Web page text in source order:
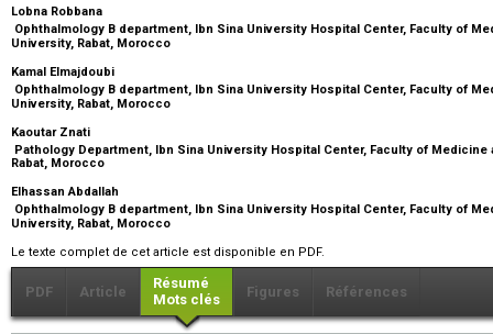
Lobna Robbana
Ophthalmology B department, Ibn Sina University Hospital Center, Faculty of
University, Rabat, Morocco
Kamal Elmajdoubi
Ophthalmology B department, Ibn Sina University Hospital Center, Faculty of
University, Rabat, Morocco
Kaoutar Znati
Pathology Department, Ibn Sina University Hospital Center, Faculty of Medicine
Rabat, Morocco
Elhassan Abdallah
Ophthalmology B department, Ibn Sina University Hospital Center, Faculty of
University, Rabat, Morocco
Le texte complet de cet article est disponible en PDF.
PDF Article
Résumé
Mots clés
Figures Références